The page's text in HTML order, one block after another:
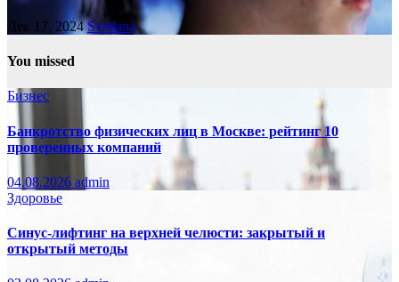
Дек 17, 2024Svetlana
You missed
Бизнес
Банкротство физических лиц в Москве: рейтинг 10
проверенных компаний
04.08.2026 admin
Здоровье
Синус-лифтинг на верхней челюсти: закрытый и
открытый методы